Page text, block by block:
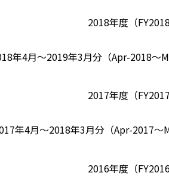
2018年度（FY2018
年4月～2019年3月分（Apr-2018～
2017年度（FY2017
年4月～2018年3月分（Apr-2017～
2016年度（FY2016